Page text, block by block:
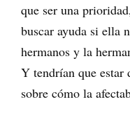
que ser una
buscar ayuda si ella
hermanos y la
Y tendrían que estar
sobre cómo la